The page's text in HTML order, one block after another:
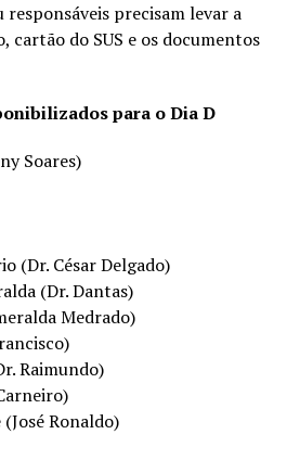
responsáveis precisam levar a
cartão do SUS e os documentos
para o Dia D
Soares)
(Dr. César Delgado)
(Dr. Dantas)
Medrado)
Raimundo)
Ronaldo)